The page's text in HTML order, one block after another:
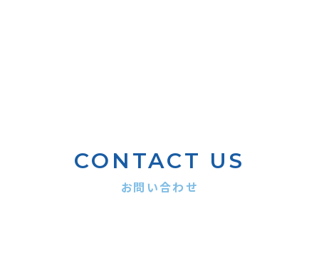
CONTACT US
お問い合わせ